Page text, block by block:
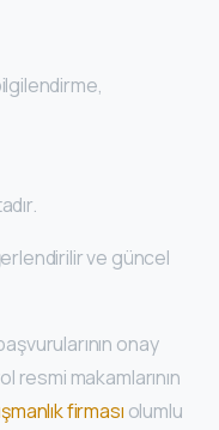
ve güncel
onay
resmi makamlarının
firması olumlu